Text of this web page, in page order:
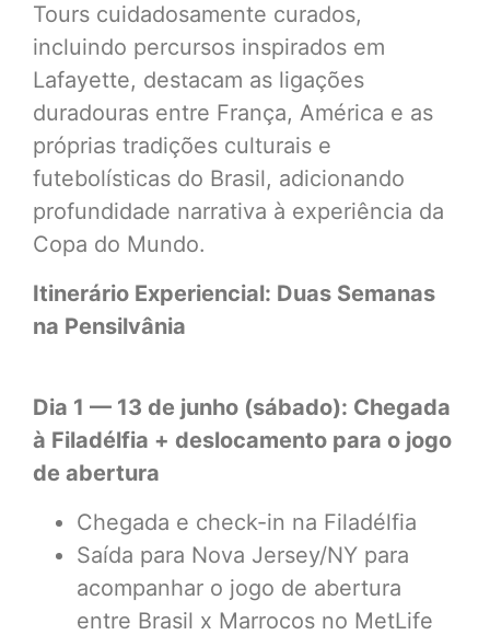
Tours cuidadosamente curados,
incluindo percursos inspirados em
Lafayette, destacam as ligações
duradouras entre França, América e as
próprias tradições culturais e
futebolísticas do Brasil, adicionando
profundidade narrativa à experiência da
Copa do Mundo.
Itinerário Experiencial: Duas Semanas
na Pensilvânia
Dia 1 — 13 de junho (sábado): Chegada
à Filadélfia + deslocamento para o jogo
de abertura
Chegada e check-in na Filadélfia
Saída para Nova Jersey/NY para
acompanhar o jogo de abertura
entre Brasil x Marrocos no MetLife